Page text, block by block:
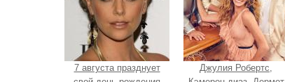
7 августа празднует
Джулия Робертс,